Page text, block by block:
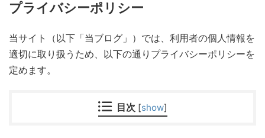
プライバシーポリシー
当サイト（以下「当ブログ」）では、利用者の個人情報を
適切に取り扱うため、以下の通りプライバシーポリシーを
定めます。
目次 [show]